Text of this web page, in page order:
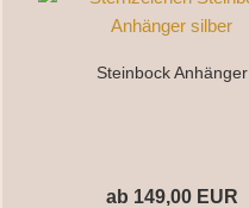
Steinbock Anhänger
ab 149,00 EUR